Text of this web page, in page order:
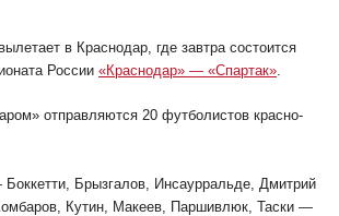
в Краснодар, где завтра состоится
России «Краснодар» — «Спартак»
отправляются 20 футболистов красно-
Брызгалов, Инсаурральде, Дмитрий
Кутин, Макеев, Паршивлюк, Таски —